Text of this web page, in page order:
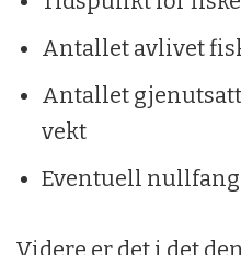
Antallet avlivet
Antallet
vekt
Eventuell
Videre er det i det